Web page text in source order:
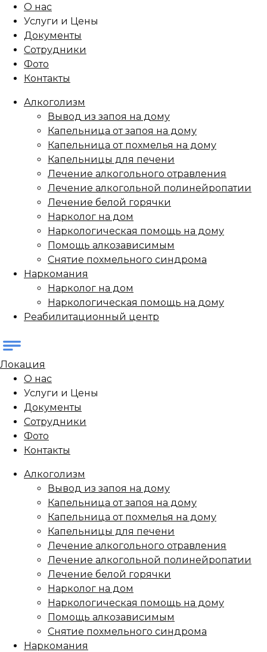
О нас
Услуги и Цены
Документы
Сотрудники
Фото
Контакты
Алкоголизм
Вывод из запоя на дому
Капельница от запоя на дому
Капельница от похмелья на дому
Капельницы для печени
Лечение алкогольного отравления
Лечение алкогольной полинейропатии
Лечение белой горячки
Нарколог на дом
Наркологическая помощь на дому
Помощь алкозависимым
Снятие похмельного синдрома
Наркомания
Нарколог на дом
Наркологическая помощь на дому
Реабилитационный центр
Локация
О нас
Услуги и Цены
Документы
Сотрудники
Фото
Контакты
Алкоголизм
Вывод из запоя на дому
Капельница от запоя на дому
Капельница от похмелья на дому
Капельницы для печени
Лечение алкогольного отравления
Лечение алкогольной полинейропатии
Лечение белой горячки
Нарколог на дом
Наркологическая помощь на дому
Помощь алкозависимым
Снятие похмельного синдрома
Наркомания